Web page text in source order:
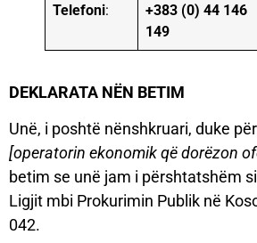
Telefoni:
+383 (0) 44 146
149
DEKLARATA NËN BETIM
Unë, i poshtë nënshkruari, duke
[operatorin ekonomik që dorëzon
betim se unë jam i përshtatshëm
Ligjit mbi Prokurimin Publik në
042.